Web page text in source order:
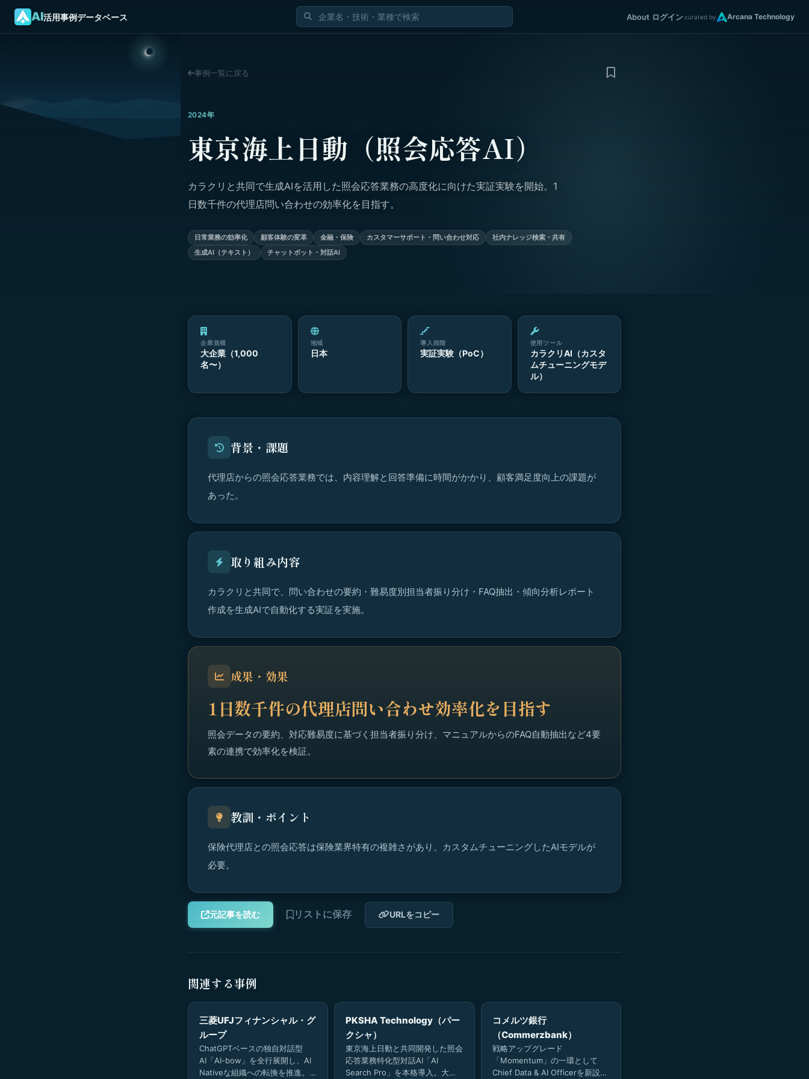
AI活用事例データベース About ログインcurated by Arcana Technology
事例一覧に戻る
2024年
東京海上日動（照会応答AI）
カラクリと共同で生成AIを活用した照会応答業務の高度化に向けた実証実験を開始。1
日数千件の代理店問い合わせの効率化を目指す。
日常業務の効率化 顧客体験の変革 金融・保険 カスタマーサポート・問い合わせ対応
社内ナレッジ検索・共有
生成AI（テキスト）
チャットボット・対話AI
企業規模
大企業（1,000
名〜）
地域
日本
導入段階
実証実験（PoC）
使用ツール
カラクリAI（カスタ
ムチューニングモデ
ル）
背景・課題
代理店からの照会応答業務では、内容理解と回答準備に時間がかかり、顧客満足度向上の課題が
あった。
取り組み内容
カラクリと共同で、問い合わせの要約・難易度別担当者振り分け・FAQ抽出・傾向分析レポート
作成を生成AIで自動化する実証を実施。
成果・効果
1日数千件の代理店問い合わせ効率化を目指す
照会データの要約、対応難易度に基づく担当者振り分け、マニュアルからのFAQ自動抽出など4要
素の連携で効率化を検証。
教訓・ポイント
保険代理店との照会応答は保険業界特有の複雑さがあり、カスタムチューニングしたAIモデルが
必要。
元記事を読む リストに保存 URLをコピー
関連する事例
三菱UFJフィナンシャル・グ
ループ
ChatGPTベースの独自対話型
AI「AI-bow」を全行展開し、AI
Nativeな組織への転換を推進。
PKSHA Technology（パー
クシャ）
東京海上日動と共同開発した照会
応答業務特化型対話AI「AI
Search Pro」を本格導入。大規
コメルツ銀行
（Commerzbank）
戦略アップグレード
「Momentum」の一環として
Chief Data & AI Officerを新設